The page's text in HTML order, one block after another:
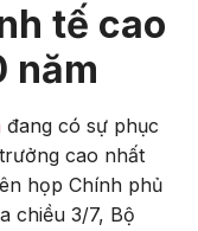
tế cao
năm
đang có sự phục
cao nhất
họp Chính phủ
chiều 3/7, Bộ